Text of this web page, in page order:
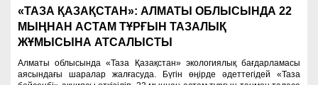
«ТАЗА ҚАЗАҚСТАН»: АЛМАТЫ ОБЛЫСЫНДА 22
МЫҢНАН АСТАМ ТҰРҒЫН ТАЗАЛЫҚ
ЖҰМЫСЫНА АТСАЛЫСТЫ
Алматы облысында «Таза Қазақстан» экологиялық бағдарламасы
аясындағы шаралар жалғасуда. Бүгін өңірде әдеттегідей «Таза